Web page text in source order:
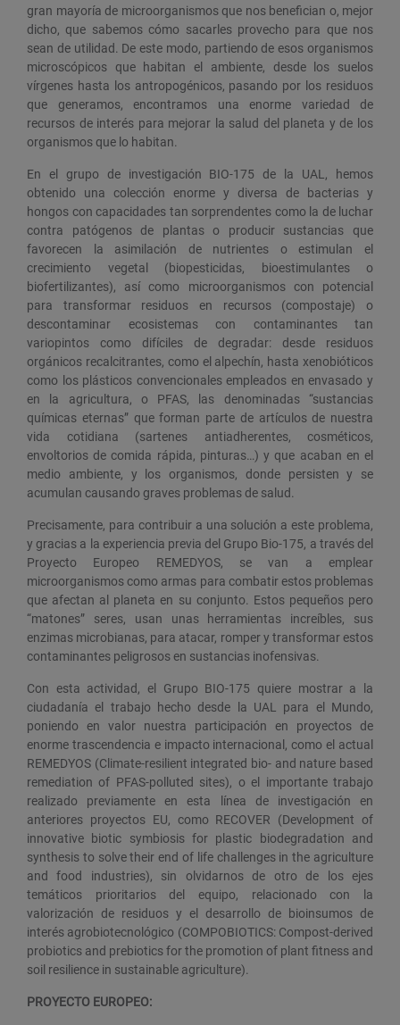
gran mayoría de microorganismos que nos benefician o, mejor
dicho, que sabemos cómo sacarles provecho para que nos
sean de utilidad. De este modo, partiendo de esos organismos
microscópicos que habitan el ambiente, desde los suelos
vírgenes hasta los antropogénicos, pasando por los residuos
que generamos, encontramos una enorme variedad de
recursos de interés para mejorar la salud del planeta y de los
organismos que lo habitan.
En el grupo de investigación BIO-175 de la UAL, hemos
obtenido una colección enorme y diversa de bacterias y
hongos con capacidades tan sorprendentes como la de luchar
contra patógenos de plantas o producir sustancias que
favorecen la asimilación de nutrientes o estimulan el
crecimiento vegetal (biopesticidas, bioestimulantes o
biofertilizantes), así como microorganismos con potencial
para transformar residuos en recursos (compostaje) o
descontaminar ecosistemas con contaminantes tan
variopintos como difíciles de degradar: desde residuos
orgánicos recalcitrantes, como el alpechín, hasta xenobióticos
como los plásticos convencionales empleados en envasado y
en la agricultura, o PFAS, las denominadas “sustancias
químicas eternas” que forman parte de artículos de nuestra
vida cotidiana (sartenes antiadherentes, cosméticos,
envoltorios de comida rápida, pinturas…) y que acaban en el
medio ambiente, y los organismos, donde persisten y se
acumulan causando graves problemas de salud.
Precisamente, para contribuir a una solución a este problema,
y gracias a la experiencia previa del Grupo Bio-175, a través del
Proyecto Europeo REMEDYOS, se van a emplear
microorganismos como armas para combatir estos problemas
que afectan al planeta en su conjunto. Estos pequeños pero
“matones” seres, usan unas herramientas increíbles, sus
enzimas microbianas, para atacar, romper y transformar estos
contaminantes peligrosos en sustancias inofensivas.
Con esta actividad, el Grupo BIO-175 quiere mostrar a la
ciudadanía el trabajo hecho desde la UAL para el Mundo,
poniendo en valor nuestra participación en proyectos de
enorme trascendencia e impacto internacional, como el actual
REMEDYOS (Climate-resilient integrated bio- and nature based
remediation of PFAS-polluted sites), o el importante trabajo
realizado previamente en esta línea de investigación en
anteriores proyectos EU, como RECOVER (Development of
innovative biotic symbiosis for plastic biodegradation and
synthesis to solve their end of life challenges in the agriculture
and food industries), sin olvidarnos de otro de los ejes
temáticos prioritarios del equipo, relacionado con la
valorización de residuos y el desarrollo de bioinsumos de
interés agrobiotecnológico (COMPOBIOTICS: Compost-derived
probiotics and prebiotics for the promotion of plant fitness and
soil resilience in sustainable agriculture).
PROYECTO EUROPEO: